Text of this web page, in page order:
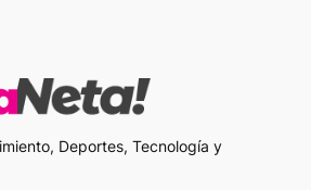
Deportes, Tecnología y